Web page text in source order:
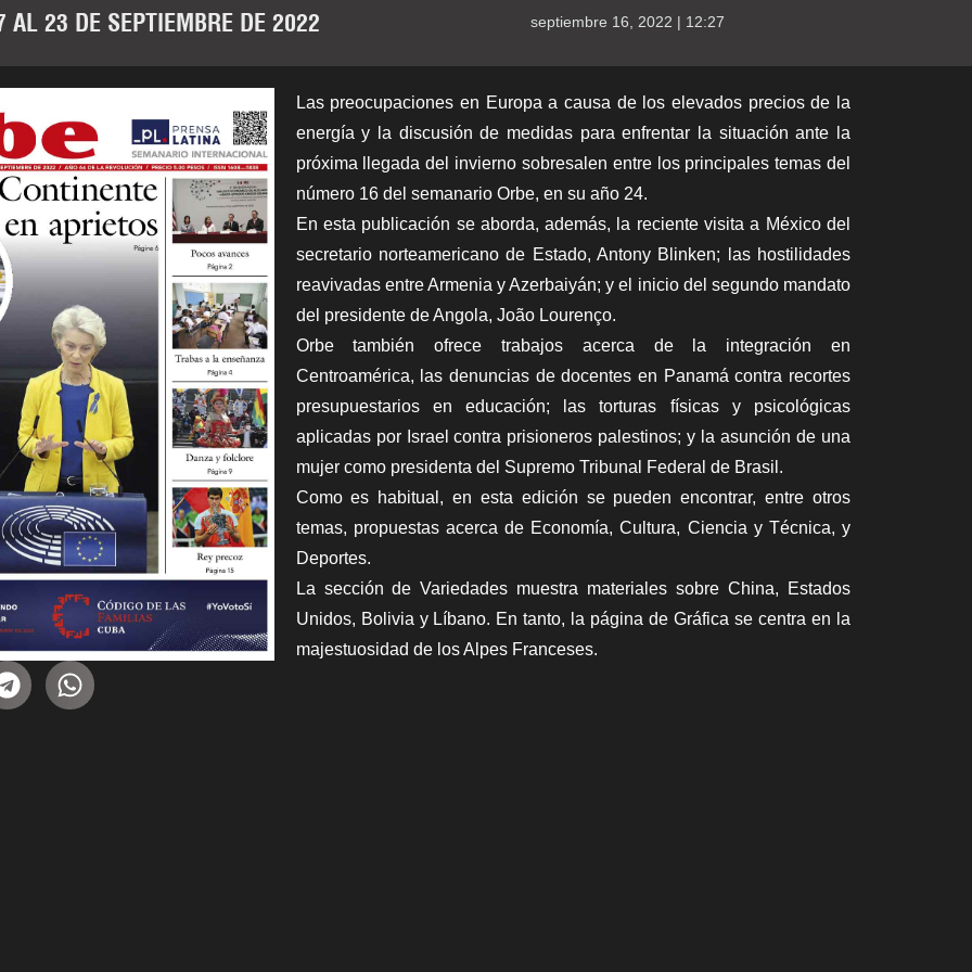
AL 23 DE SEPTIEMBRE DE 2022 septiembre 16, 2022 | 12:27
Las preocupaciones en Europa a causa de los elevados precios de la
energía y la discusión de medidas para enfrentar la situación ante la
próxima llegada del invierno sobresalen entre los principales temas del
número 16 del semanario Orbe, en su año 24.
En esta publicación se aborda, además, la reciente visita a México del
secretario norteamericano de Estado, Antony Blinken; las hostilidades
reavivadas entre Armenia y Azerbaiyán; y el inicio del segundo mandato
del presidente de Angola, João Lourenço.
Orbe también ofrece trabajos acerca de la integración en
Centroamérica, las denuncias de docentes en Panamá contra recortes
presupuestarios en educación; las torturas físicas y psicológicas
aplicadas por Israel contra prisioneros palestinos; y la asunción de una
mujer como presidenta del Supremo Tribunal Federal de Brasil.
Como es habitual, en esta edición se pueden encontrar, entre otros
temas, propuestas acerca de Economía, Cultura, Ciencia y Técnica, y
Deportes.
La sección de Variedades muestra materiales sobre China, Estados
Unidos, Bolivia y Líbano. En tanto, la página de Gráfica se centra en la
majestuosidad de los Alpes Franceses.